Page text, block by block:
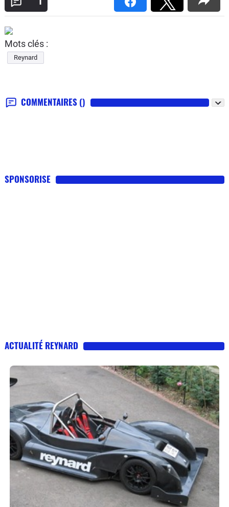
Mots clés :
Reynard
COMMENTAIRES ()
SPONSORISE
ACTUALITÉ REYNARD